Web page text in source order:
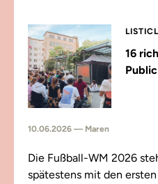
16
10.06.2026 — Maren
Die Fußball-WM 2026
spätestens mit den